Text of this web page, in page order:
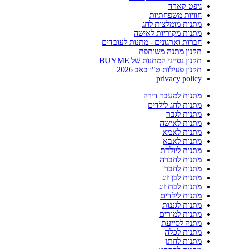
גיפט קארד
חוויות משפחתיות
מתנות מומלצות לחג
מתנות מקוריות לאישה
חברות וארגונים - מתנות לעובדים
תקנון מתנה משותפת
תקנון נסייני המתנות של BUYME
תקנון פעילות ט"ו באב 2026
privacy policy
מתנות למעבר דירה
מתנות לחג לילדים
מתנות לגבר
מתנות לאישה
מתנות לאמא
מתנות לאבא
מתנות ליולדת
מתנות לחברה
מתנות לחבר
מתנות לבן זוג
מתנות לבת זוג
מתנות לילדים
מתנות לגננות
מתנות למורים
מתנה לסייעת
מתנות לכלה
מתנות לחתן